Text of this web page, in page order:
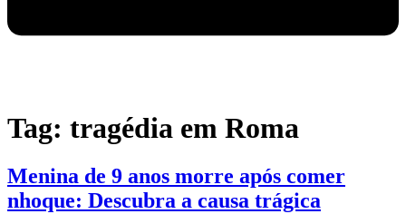
Tag: tragédia em Roma
Menina de 9 anos morre após comer
nhoque: Descubra a causa trágica